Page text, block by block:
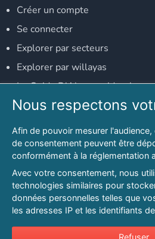
Créer un compte
Se connecter
Explorer par secteurs
Explorer par willayas
Le Guide D'Alger, guide-
NOS RÉSEAUX SOCIAUX
Notre page Facebook
Notre page LinkedIn
Notre page Instagram
Notre page Twitter
Nous respectons
Afin de pouvoir mesurer
de consentement peuvent être
conformément à la réglementation
Avec votre consentement, nous
technologies similaires pour
données personnelles telles que
les adresses IP et les identifiants
sur l'intérêt légitime à tout moment
Refuser